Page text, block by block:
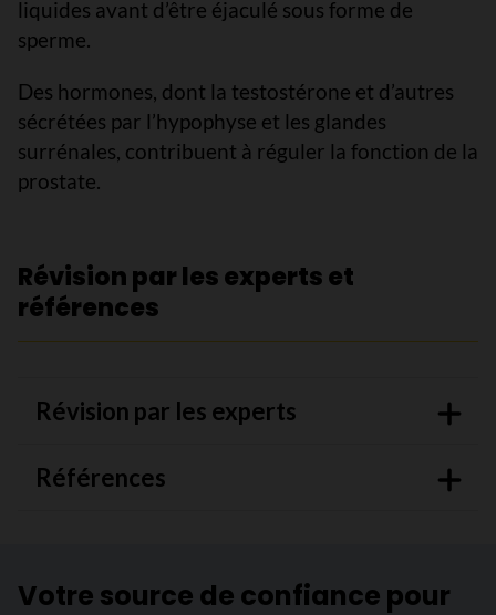
liquides avant d’être éjaculé sous forme de
sperme.
Des hormones, dont la testostérone et d’autres
sécrétées par l’hypophyse et les glandes
surrénales, contribuent à réguler la fonction de la
prostate.
Révision par les experts et
références
Révision par les experts
Références
Votre source de confiance pour